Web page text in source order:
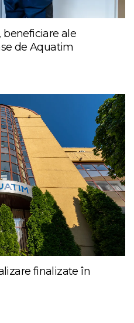
ale
de Aquatim
finalizate în